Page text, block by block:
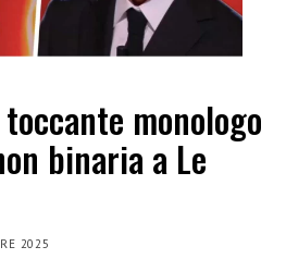
monologo
binaria a Le
2025